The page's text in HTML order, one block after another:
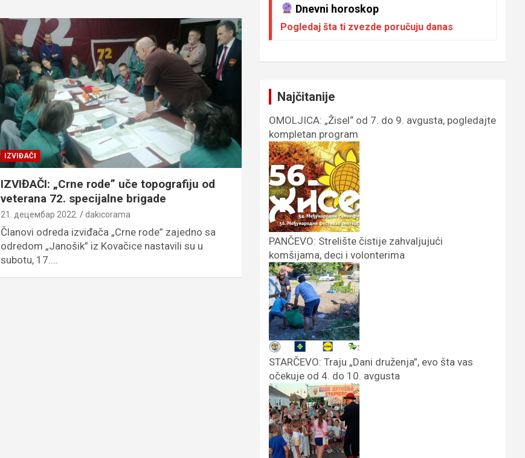
IZVIĐAČI
IZVIĐAČI: „Crne rode” uče topografiju od
veterana 72. specijalne brigade
21. децембар 2022. dakicorama
Članovi odreda izviđača „Crne rode” zajedno sa
odredom „Janošik” iz Kovačice nastavili su u
subotu, 17.…
Dnevni horoskop
Pogledaj šta ti zvezde poručuju danas
Najčitanije
OMOLJICA: „Žisel“ od 7. do 9. avgusta, pogledajte
kompletan program
PANČEVO: Strelište čistije zahvaljujući
komšijama, deci i volonterima
STARČEVO: Traju „Dani druženja”, evo šta vas
očekuje od 4. do 10. avgusta